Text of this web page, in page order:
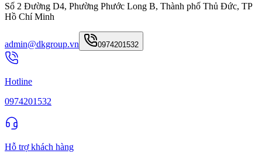
Số 2 Đường D4, Phường Phước Long B, Thành phố Thủ Đức, TP
Hồ Chí Minh
admin@dkgroup.vn 0974201532
Hotline
0974201532
Hỗ trợ khách hàng